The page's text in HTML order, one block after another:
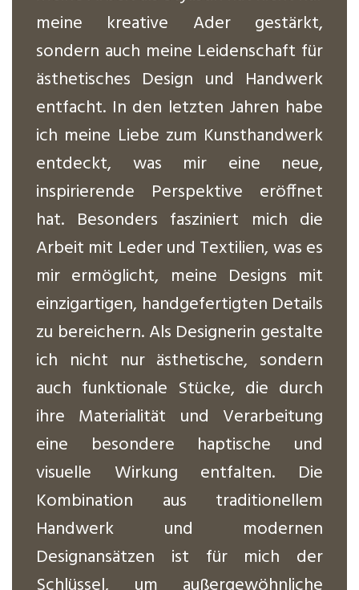
meine kreative Ader gestärkt,
sondern auch meine Leidenschaft für
ästhetisches Design und Handwerk
entfacht. In den letzten Jahren habe
ich meine Liebe zum Kunsthandwerk
entdeckt, was mir eine neue,
inspirierende Perspektive eröffnet
hat. Besonders fasziniert mich die
Arbeit mit Leder und Textilien, was es
mir ermöglicht, meine Designs mit
einzigartigen, handgefertigten Details
zu bereichern. Als Designerin gestalte
ich nicht nur ästhetische, sondern
auch funktionale Stücke, die durch
ihre Materialität und Verarbeitung
eine besondere haptische und
visuelle Wirkung entfalten. Die
Kombination aus traditionellem
Handwerk und modernen
Designansätzen ist für mich der